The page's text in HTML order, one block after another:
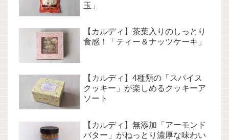
玉」
【カルディ】茶葉入りのしっとり
食感！「ティー＆ナッツケーキ」
【カルディ】4種類の「スパイス
クッキー」が楽しめるクッキーア
ソート
【カルディ】無添加「アーモンド
バター」がねっとり濃厚な味わい